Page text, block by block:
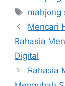
Tags
mahjong
Mencari
Rahasia
Digital
Rahasia